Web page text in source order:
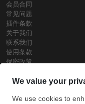
会员合同
常见问题
插件条款
关于我们
联系我们
使用条款
保密政策
铁价格